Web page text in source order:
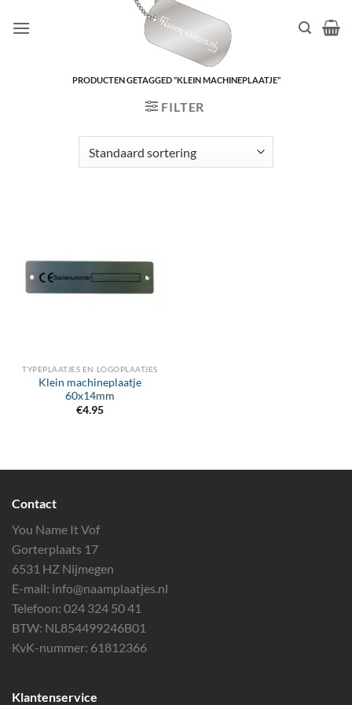
naar
PRODUCTEN GETAGGED “KLEIN MACHINEPLAATJE”
FILTER
TYPEPLAATJES EN LOGOPLAATJES
Klein machineplaatje
60x14mm
€4.95
Contact
You Name It Vof
Gorterplaats 17
6531 HZ Nijmegen
E-mail: info@naamplaatjes.nl
Telefoon: 024 324 50 41
BTW: NL854499246B01
KvK-nummer: 61812366
Klantenservice